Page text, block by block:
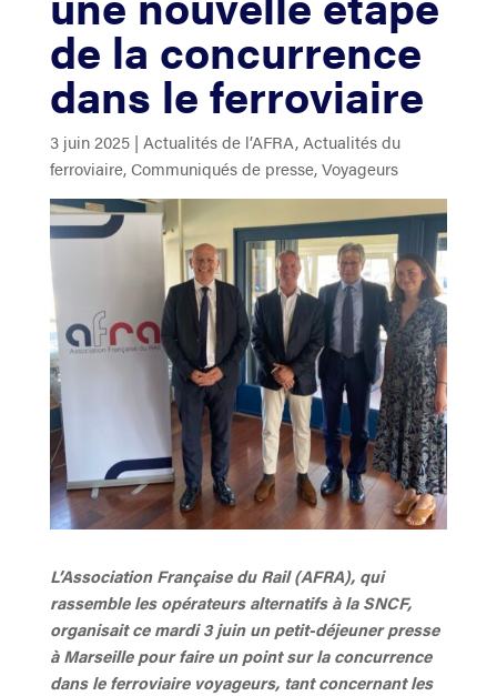
de la concurrence
dans le ferroviaire
3 juin 2025| Actualités de l’AFRA, Actualités du
ferroviaire,Communiqués de presse,Voyageurs
L’Association Française du Rail (AFRA), qui
rassemble les opérateurs alternatifs à la SNCF,
organisait ce mardi 3 juin un petit-déjeuner presse
à Marseille pour faire un point sur la concurrence
dans le ferroviaire voyageurs, tant concernant les